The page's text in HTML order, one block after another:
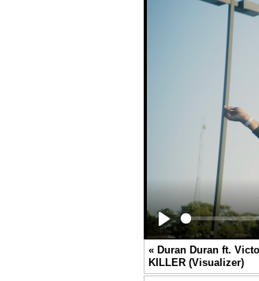
Play
« Duran Duran ft.
KILLER (Visualizer)